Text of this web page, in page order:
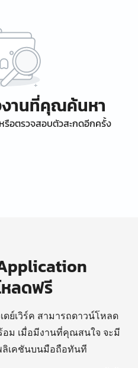
านที่คุณค้นหา
รือตรวจสอบตัวสะกดอีกครั้ง
ลดฟรี
ย์เวิร์ค สามารถดาวน์โหลด
อม เมื่อมีงานที่คุณสนใจ จะมี
ลิเคชันบนมือถือทันที